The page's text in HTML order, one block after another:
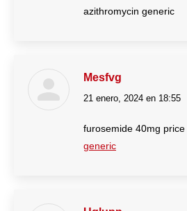
azithromycin generic
Mesfvg
dice:
21 enero, 2024 en 18:55
furosemide 40mg price
generic